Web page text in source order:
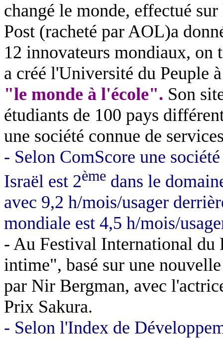
changé le monde, effectué
Post (racheté par AOL)a
12 innovateurs mondiaux, on
a créé l'Université du Peuple
"le monde à l'école". Son
étudiants de 100 pays
une société connue de
- Selon ComScore une
Israël est 2ème dans le
avec 9,2 h/mois/usager
mondiale est 4,5 h/mois/
- Au Festival International
intime", basé sur une
par Nir Bergman, avec
Prix Sakura.
- Selon l'Index de